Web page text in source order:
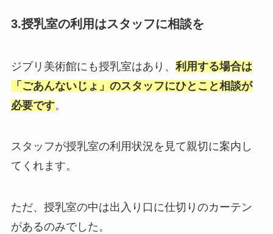
3.授乳室の利用はスタッフに相談を
ジブリ美術館にも授乳室はあり、 利用する場合は
「ごあんないじょ」のスタッフにひとこと相談が
必要です。
スタッフが授乳室の利用状況を見て親切に案内し
てくれます。
ただ、授乳室の中は出入り口に仕切りのカーテン
があるのみでした。